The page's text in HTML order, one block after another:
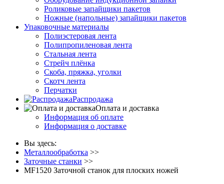
Роликовые запайщики пакетов
Ножные (напольные) запайщики пакетов
Упаковочные материалы
Полиэстеровая лента
Полипропиленовая лента
Стальная лента
Стрейч плёнка
Скоба, пряжка, уголки
Скотч лента
Перчатки
Распродажа
Оплата и доставка
Информация об оплате
Информация о доставке
Вы здесь:
Металлообработка >>
Заточные станки >>
MF1520 Заточной станок для плоских ножей